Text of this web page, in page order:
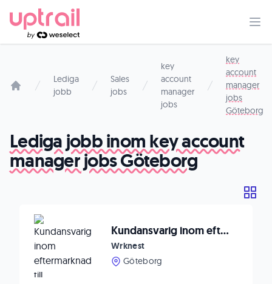
Lediga
jobb
Sales
jobs
key
account
manager
jobs
key
account
manager
jobs
Göteborg
Lediga jobb inom key account
manager jobs Göteborg
Kundansvarig inom eftermarknad till internationellt teknikbolag
Wrknest
Göteborg